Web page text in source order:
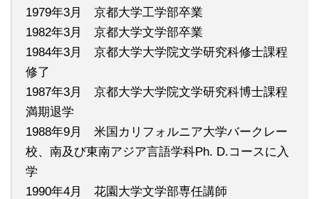
1979年3月 京都大学工学部卒業
1982年3月 京都大学文学部卒業
1984年3月 京都大学大学院文学研究科修士課程
修了
1987年3月 京都大学大学院文学研究科博士課程
満期退学
1988年9月 米国カリフォルニア大学バークレー
校、南及び東南アジア言語学科Ph. D.コースに入
学
1990年4月 花園大学文学部専任講師